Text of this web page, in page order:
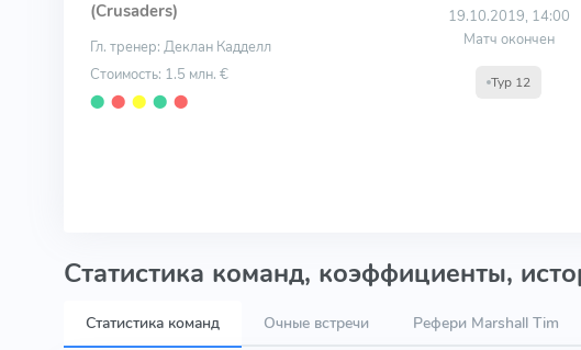
(Crusaders)
Гл. тренер: Деклан Кадделл
Стоимость: 1.5 млн. €
⬤ ⬤ ⬤ ⬤ ⬤
19.10.2019, 14:00
Матч окончен
Тур 12
Статистика команд, коэффициенты,
Статистика команд Очные встречи Рефери Marshall Tim